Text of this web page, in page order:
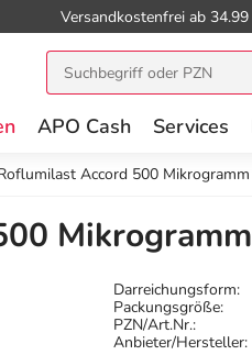
Versandkostenfrei ab
APO Cash Services
Accord 500
Darreichungsform:
Packungsgröße:
PZN/Art.Nr.:
Anbieter/Hersteller: